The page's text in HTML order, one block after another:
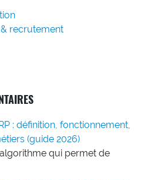
recrutement
: définition, fonctionnement,
(guide 2026)
algorithme qui permet de